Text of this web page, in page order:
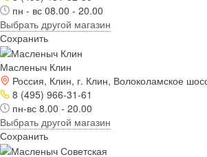
пн - вс 08.00 - 20.00
Выбрать другой магазин
Сохранить
Масленыч Клин
Россия, Клин, г. Клин, Волоколамское
8 (495) 966-31-61
пн-вс 8.00 - 20.00
Выбрать другой магазин
Сохранить